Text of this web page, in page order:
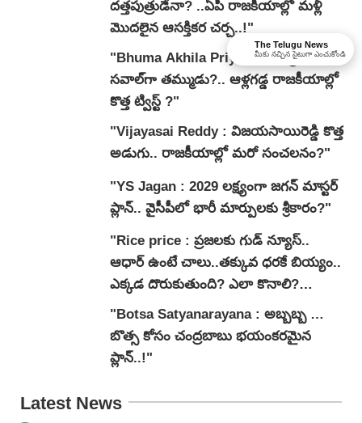
దత్తపుత్రుడేనా? ..ఏపీ రాజకీయాల్లో మళ్లీ
మొదలైన ఆసక్తికర చర్చ..!"
"Bhuma Akhila Priya : అఖిలప్రియకు
సవాల్‌గా తమ్ముడు?.. ఆళ్లగడ్డ రాజకీయాల్లో
కొత్త ట్విస్ట్ ?"
"Vijayasai Reddy : విజయసాయిరెడ్డి కొత్త
అడుగు.. రాజకీయాల్లో మరో సంచలనం?"
"YS Jagan : 2029 లక్ష్యంగా జగన్ మాస్టర్
ప్లాన్.. వైసీపీలో భారీ మార్పులకు శ్రీకారం?"
"Rice price : ప్రజలకు గుడ్ న్యూస్..
ఆధార్ ఉంటే చాలు..తక్కువ ధరకే బియ్యం..
ఎక్కడ దొరుకుతుంది? ఎలా కొనాలి?
వివరాలివే.."
"Botsa Satyanarayana : అబ్బబ్బ …
బొత్స కోసం చంద్రబాబు భయంకరమైన
ప్లాన్..!"
Latest News
The Telugu News
మీకు నచ్చిన సైటుగా ఎంచుకోండి